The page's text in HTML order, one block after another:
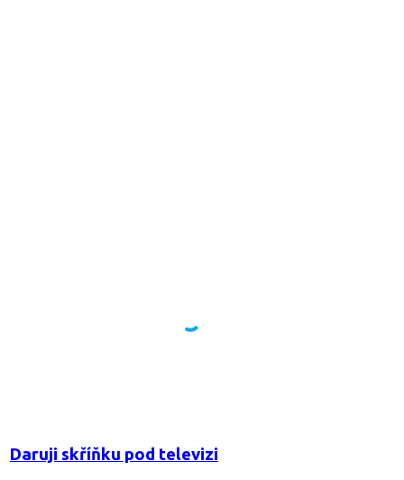
Daruji skříňku pod televizi